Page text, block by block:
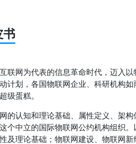
书
联网为代表的信息革命时代，迈入
计划，各国物联网企业、科研机构
级蛋糕。
的认知和理论基础、属性定义、架
个中立的国际物联网公约机构组织
及理论基础；物联网建设、物联网